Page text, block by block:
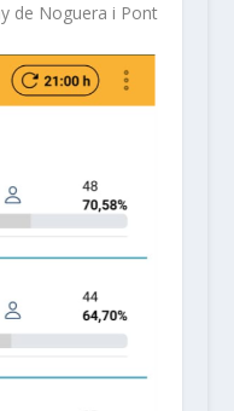
de Noguera i Pont